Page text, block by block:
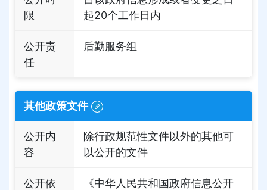
限
起20个工作日内
公开责
任
后勤服务组
其他政策文件
公开内
容
除行政规范性文件以外的其他可
以公开的文件
公开依
《中华人民共和国政府信息公开